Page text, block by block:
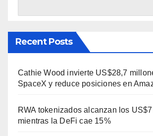
Recent Posts
Cathie Wood invierte US$28,7
SpaceX y reduce posiciones en
RWA tokenizados alcanzan los
mientras la DeFi cae 15%